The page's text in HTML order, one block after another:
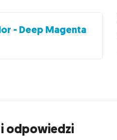
- Deep Magenta
odpowiedzi